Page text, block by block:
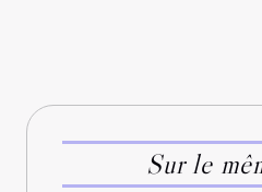
Sur le